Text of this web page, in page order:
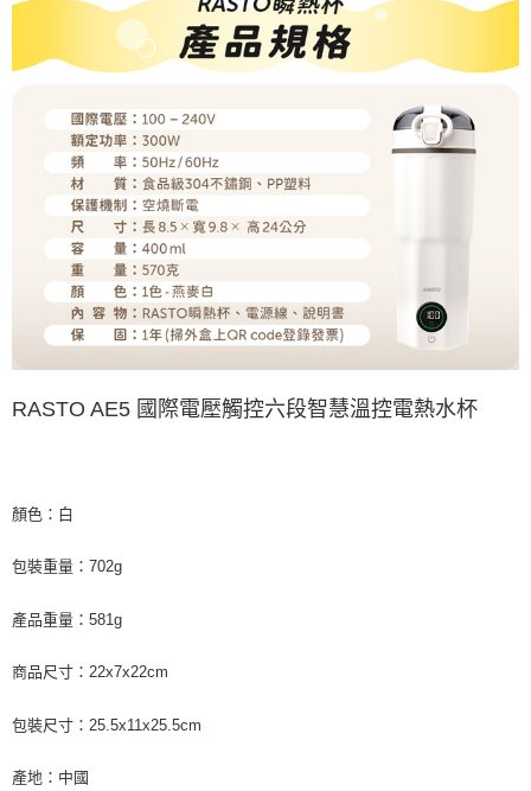
RASTO AE5 國際電壓觸控六段智慧溫控電熱水杯
顏色：白
包裝重量：702g
產品重量：581g
商品尺寸：22x7x22cm
包裝尺寸：25.5x11x25.5cm
產地：中國